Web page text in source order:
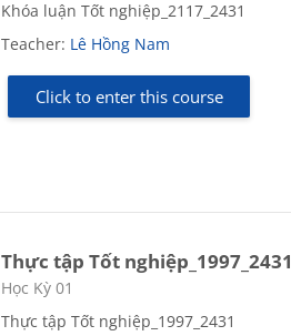
Khóa luận Tốt nghiệp_2117_2431
Teacher: Lê Hồng Nam
Click to enter this course
Thực tập Tốt nghiệp_1997_2431
Course category
Học Kỳ 01
Thực tập Tốt nghiệp_1997_2431